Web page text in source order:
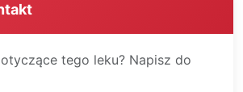
tego leku? Napisz do